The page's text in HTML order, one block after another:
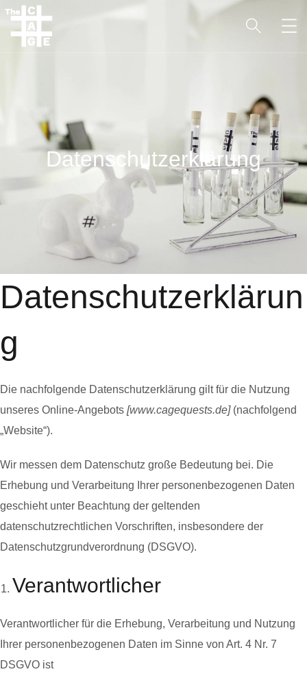
GESCHENKGUTSCHEINE
Datenschutzerklärung
Datenschutzerklärun
g
Die nachfolgende Datenschutzerklärung gilt für die Nutzung
unseres Online-Angebots [www.cagequests.de] (nachfolgend
„Website“).
Wir messen dem Datenschutz große Bedeutung bei. Die
Erhebung und Verarbeitung Ihrer personenbezogenen Daten
geschieht unter Beachtung der geltenden
datenschutzrechtlichen Vorschriften, insbesondere der
Datenschutzgrundverordnung (DSGVO).
Verantwortlicher
Verantwortlicher für die Erhebung, Verarbeitung und Nutzung
Ihrer personenbezogenen Daten im Sinne von Art. 4 Nr. 7
DSGVO ist